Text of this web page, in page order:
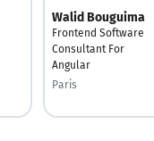
Walid Bouguima
Frontend Software
Consultant For
Angular
Paris